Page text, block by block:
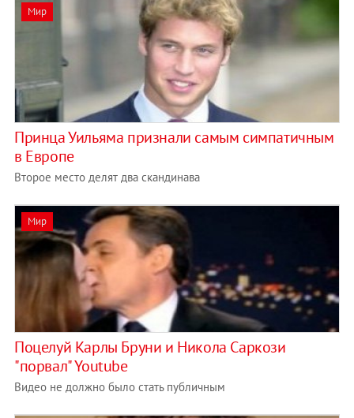
Мир
Принца Уильяма признали самым симпатичным
в Европе
Второе место делят два скандинава
Мир
Поцелуй Карлы Бруни и Никола Саркози
"порвал" Youtube
Видео не должно было стать публичным